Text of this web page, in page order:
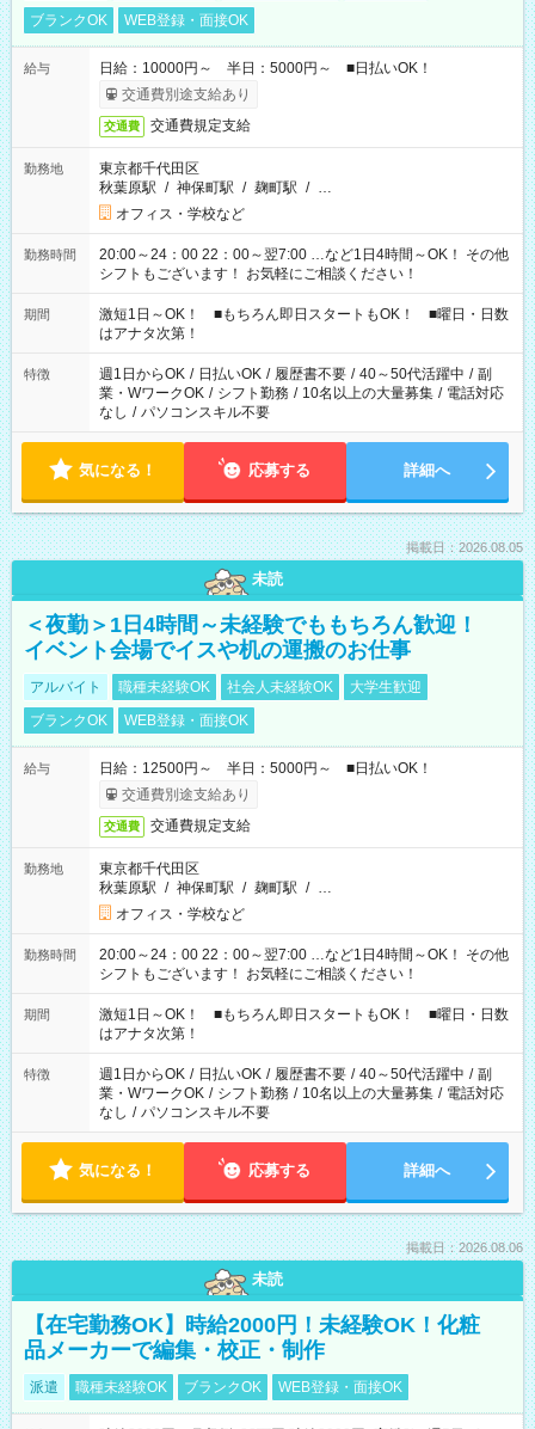
ブランクOK
WEB登録・面接OK
給与
日給：10000円～ 半日：5000円～ ■日払いOK！
交通費別途支給あり
交通費 交通費規定支給
勤務地
東京都千代田区
秋葉原駅 / 神保町駅 / 麹町駅 / …
オフィス・学校など
勤務時間
20:00～24：00 22：00～翌7:00 …など1日4時間～OK！ その他
シフトもございます！ お気軽にご相談ください！
期間
激短1日～OK！ ■もちろん即日スタートもOK！ ■曜日・日数
はアナタ次第！
特徴 週1日からOK / 日払いOK / 履歴書不要 / 40～50代活躍中 / 副
業・WワークOK / シフト勤務 / 10名以上の大量募集 / 電話対応
なし / パソコンスキル不要
気になる！ 応募する 詳細へ
掲載日：2026.08.05
未読
＜夜勤＞1日4時間～未経験でももちろん歓迎！
イベント会場でイスや机の運搬のお仕事
アルバイト 職種未経験OK 社会人未経験OK
大学生歓迎
ブランクOK
WEB登録・面接OK
給与
日給：12500円～ 半日：5000円～ ■日払いOK！
交通費別途支給あり
交通費 交通費規定支給
勤務地
東京都千代田区
秋葉原駅 / 神保町駅 / 麹町駅 / …
オフィス・学校など
勤務時間
20:00～24：00 22：00～翌7:00 …など1日4時間～OK！ その他
シフトもございます！ お気軽にご相談ください！
期間
激短1日～OK！ ■もちろん即日スタートもOK！ ■曜日・日数
はアナタ次第！
特徴 週1日からOK / 日払いOK / 履歴書不要 / 40～50代活躍中 / 副
業・WワークOK / シフト勤務 / 10名以上の大量募集 / 電話対応
なし / パソコンスキル不要
気になる！ 応募する 詳細へ
掲載日：2026.08.06
未読
【在宅勤務OK】時給2000円！未経験OK！化粧
品メーカーで編集・校正・制作
派遣 職種未経験OK ブランクOK WEB登録・面接OK